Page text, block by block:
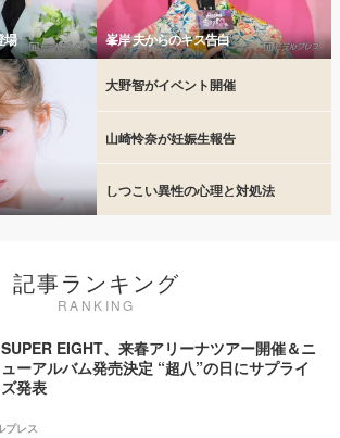
場 峯岸 夫からのキス告白
大野智がイベント開催
山崎怜奈が妊娠生報告
しつこい異性の心理と対処法
記事ランキング
RANKING
SUPER EIGHT、来春アリーナツアー開催＆ニ
ューアルバム発売決定 “超八”の日にサプライ
ズ発表
プレス